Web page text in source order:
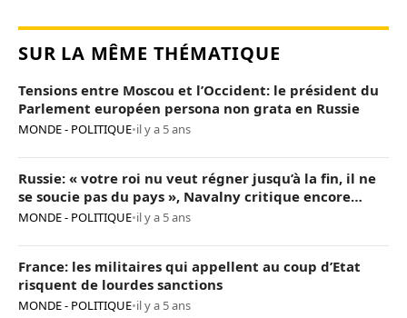
SUR LA MÊME THÉMATIQUE
Tensions entre Moscou et l’Occident: le président du
Parlement européen persona non grata en Russie
MONDE - POLITIQUE•il y a 5 ans
Russie: « votre roi nu veut régner jusqu’à la fin, il ne
se soucie pas du pays », Navalny critique encore
Poutine
MONDE - POLITIQUE•il y a 5 ans
France: les militaires qui appellent au coup d’Etat
risquent de lourdes sanctions
MONDE - POLITIQUE•il y a 5 ans